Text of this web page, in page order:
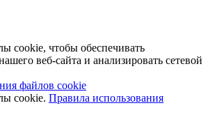
cookie, чтобы обеспечивать
веб-сайта и анализировать сетевой
файлов cookie
cookie. Правила использования